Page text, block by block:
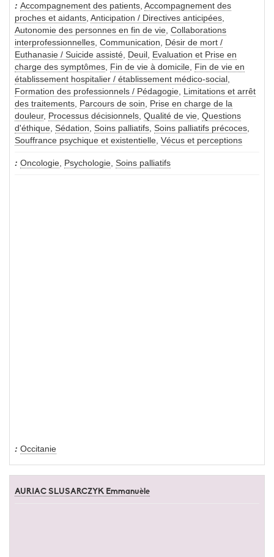
Accompagnement des patients Accompagnement des
proches et aidants Anticipation / Directives anticipées
Autonomie des personnes en fin de vie Collaborations
interprofessionnelles Communication
Désir de mort /
Euthanasie / Suicide assisté
Deuil
Evaluation et Prise en
charge des symptômes
Fin de vie à domicile
Fin de vie en
établissement hospitalier / établissement médico-social
Formation des professionnels / Pédagogie
Limitations et arrêt
des traitements
Parcours de soin
Prise en charge de la
douleur, Processus décisionnels Qualité de vie Questions
d'éthique Sédation Soins palliatifs Soins palliatifs précoces
Souffrance psychique et existentielle Vécus et perceptions
Oncologie Psychologie Soins palliatifs
Occitanie
AURIAC SLUSARCZYK Emmanuèle